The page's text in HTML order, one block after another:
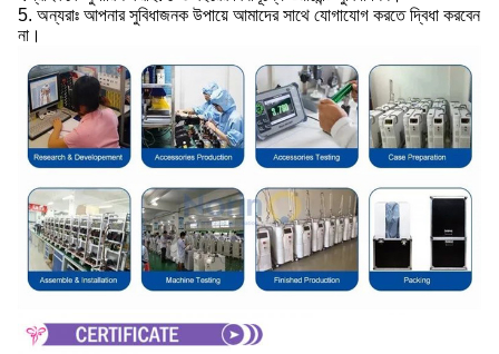
5. অন্যরাঃ আপনার সুবিধাজনক উপায়ে আমাদের সাথে যোগাযোগ করতে দ্বিধা করবেন
না।